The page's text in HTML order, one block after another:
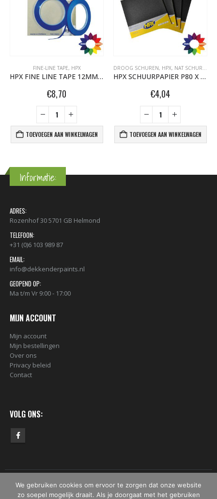
FINE-LINE TAPE, HPX
HPX FINE LINE TAPE 12MM X 33M FL1233
€8,70
TOEVOEGEN AAN WINKELWAGEN
DROOG SCHUREN, HPX, NAT SCHUREN
HPX SCHUURPAPIER P80 X 4 235929
€4,04
TOEVOEGEN AAN WINKELWAGEN
Informatie:
ADRES:
Rozenhof 30 5701 GB Helmond
TELEFOON:
+31 (0)6 103 989 87
EMAIL:
info@dekkenderpaints.nl
GEOPEND OP:
Ma t/m Vr 9:00 - 17:00
MIJN ACCOUNT
Mijn account
Mijn bestellingen
Over ons
Privacy beleid
Contact
VOLG ONS:
© Copyright 2019 -2026 - DekkenDerPaints. All Rights Reserved.
We gebruiken cookies om ervoor te zorgen dat onze website
zo soepel mogelijk draait. Als je doorgaat met het gebruiken